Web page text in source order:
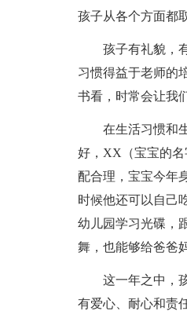
孩子从各个方面都
孩子有礼貌，
习惯得益于老师的
书看，时常会让我
在生活习惯和
好，XX（宝宝的
配合理，宝宝今年
时候他还可以自己
幼儿园学习光碟，
舞，也能够给爸爸
这一年之中，
有爱心、耐心和责